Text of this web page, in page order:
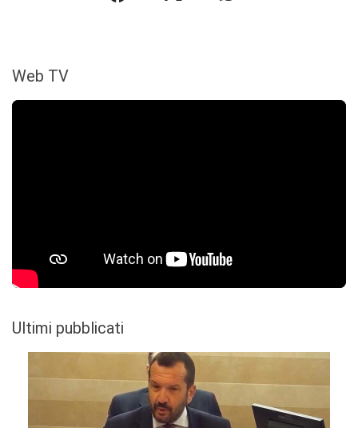
Web TV
Ultimi pubblicati